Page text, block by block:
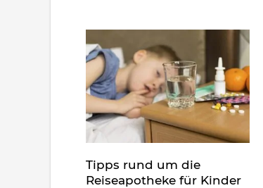
Tipps rund um die
Reiseapotheke für Kinder